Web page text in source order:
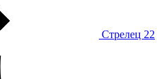
Стрелец 22